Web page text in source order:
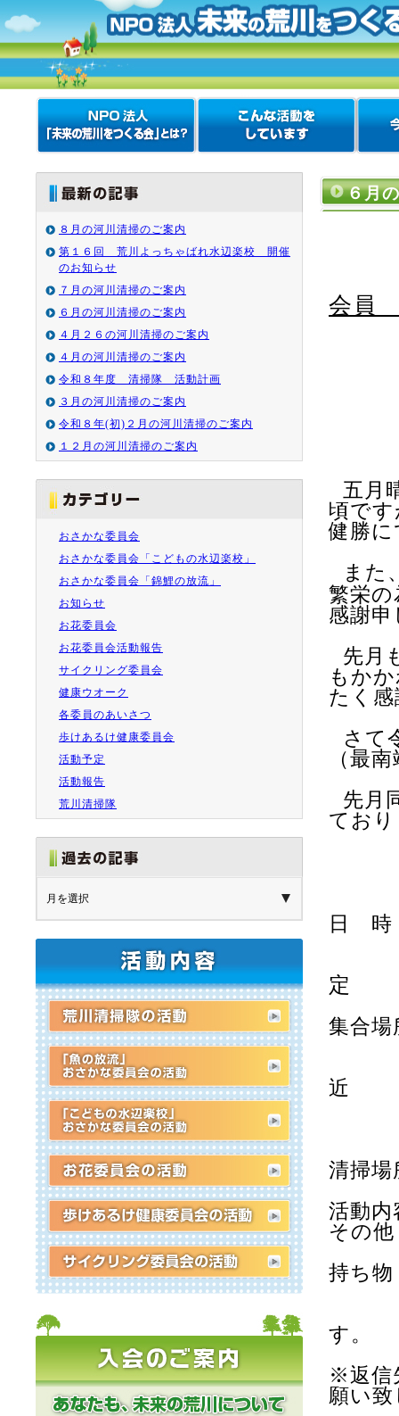
８月の河川清掃のご案内
第１６回 荒川よっちゃばれ水辺楽校 開催
のお知らせ
７月の河川清掃のご案内
６月の河川清掃のご案内
４月２６の河川清掃のご案内
４月の河川清掃のご案内
令和８年度 清掃隊 活動計画
３月の河川清掃のご案内
令和８年(初)２月の河川清掃のご案内
１２月の河川清掃のご案内
おさかな委員会
おさかな委員会「こどもの水辺楽校」
おさかな委員会「錦鯉の放流」
お知らせ
お花委員会
お花委員会活動報告
サイクリング委員会
健康ウオーク
各委員のあいさつ
歩けあるけ健康委員会
活動予定
活動報告
荒川清掃隊
６月
会員
五月
頃で
健勝
また
繁栄
感謝
先月
もか
たく
さて
（最
先月
てお
日
定
集合
近
清掃
活動内
その他
持ち
す。
※返信
願い